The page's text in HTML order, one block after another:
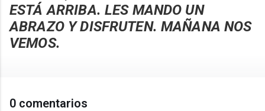
ESTÁ ARRIBA. LES MANDO UN
ABRAZO Y DISFRUTEN. MAÑANA NOS
VEMOS.
0 comentarios